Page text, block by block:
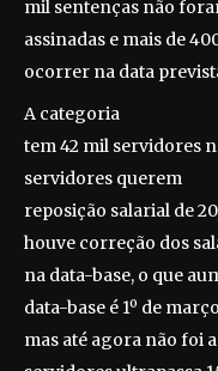
mil sentenças não
assinadas e mais de
ocorrer na data
A categoria
tem 42 mil servidores
servidores querem
reposição salarial de
houve correção dos
na data-base, o que
data-base é 1º de
mas até agora não foi